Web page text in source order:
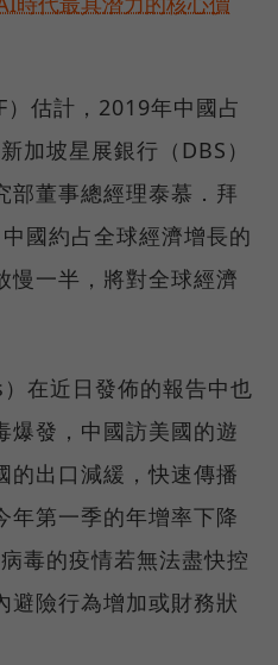
估計，2019年中國占
加坡星展銀行（DBS）
部董事總經理泰慕．拜
國約占全球經濟增長的
慢一半，將對全球經濟
在近日發佈的報告中也
爆發，中國訪美國的遊
的出口減緩，快速傳播
年第一季的年增率下降
毒的疫情若無法盡快控
避險行為增加或財務狀